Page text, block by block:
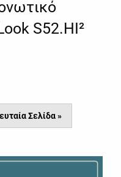
S52.HI²
Σελίδα »